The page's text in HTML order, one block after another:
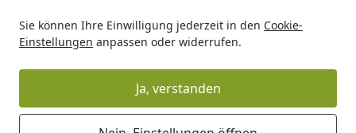
Sie können Ihre Einwilligung jederzeit in den Cookie-
Einstellungen anpassen oder widerrufen.
Ja, verstanden